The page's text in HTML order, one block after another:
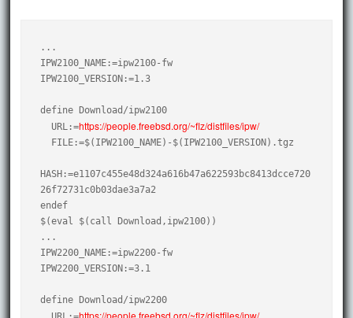
...
IPW2100_NAME:=ipw2100-fw
IPW2100_VERSION:=1.3
define Download/ipw2100
  URL:=
https://people.freebsd.org/~flz/distfiles/ipw/
HASH:=e1107c455e48d324a616b47a622593bc8413dcce720
26f72731c0b03dae3a7a2
endef
$(eval $(call Download,ipw2100))
...
IPW2200_NAME:=ipw2200-fw
IPW2200_VERSION:=3.1
define Download/ipw2200
https://people.freebsd.org/~flz/distfiles/ipw/